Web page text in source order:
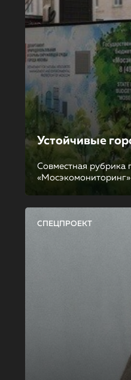
Устойчивые
Совместная рубрика
«Мосэкомониторинг»
СПЕЦПРОЕКТ